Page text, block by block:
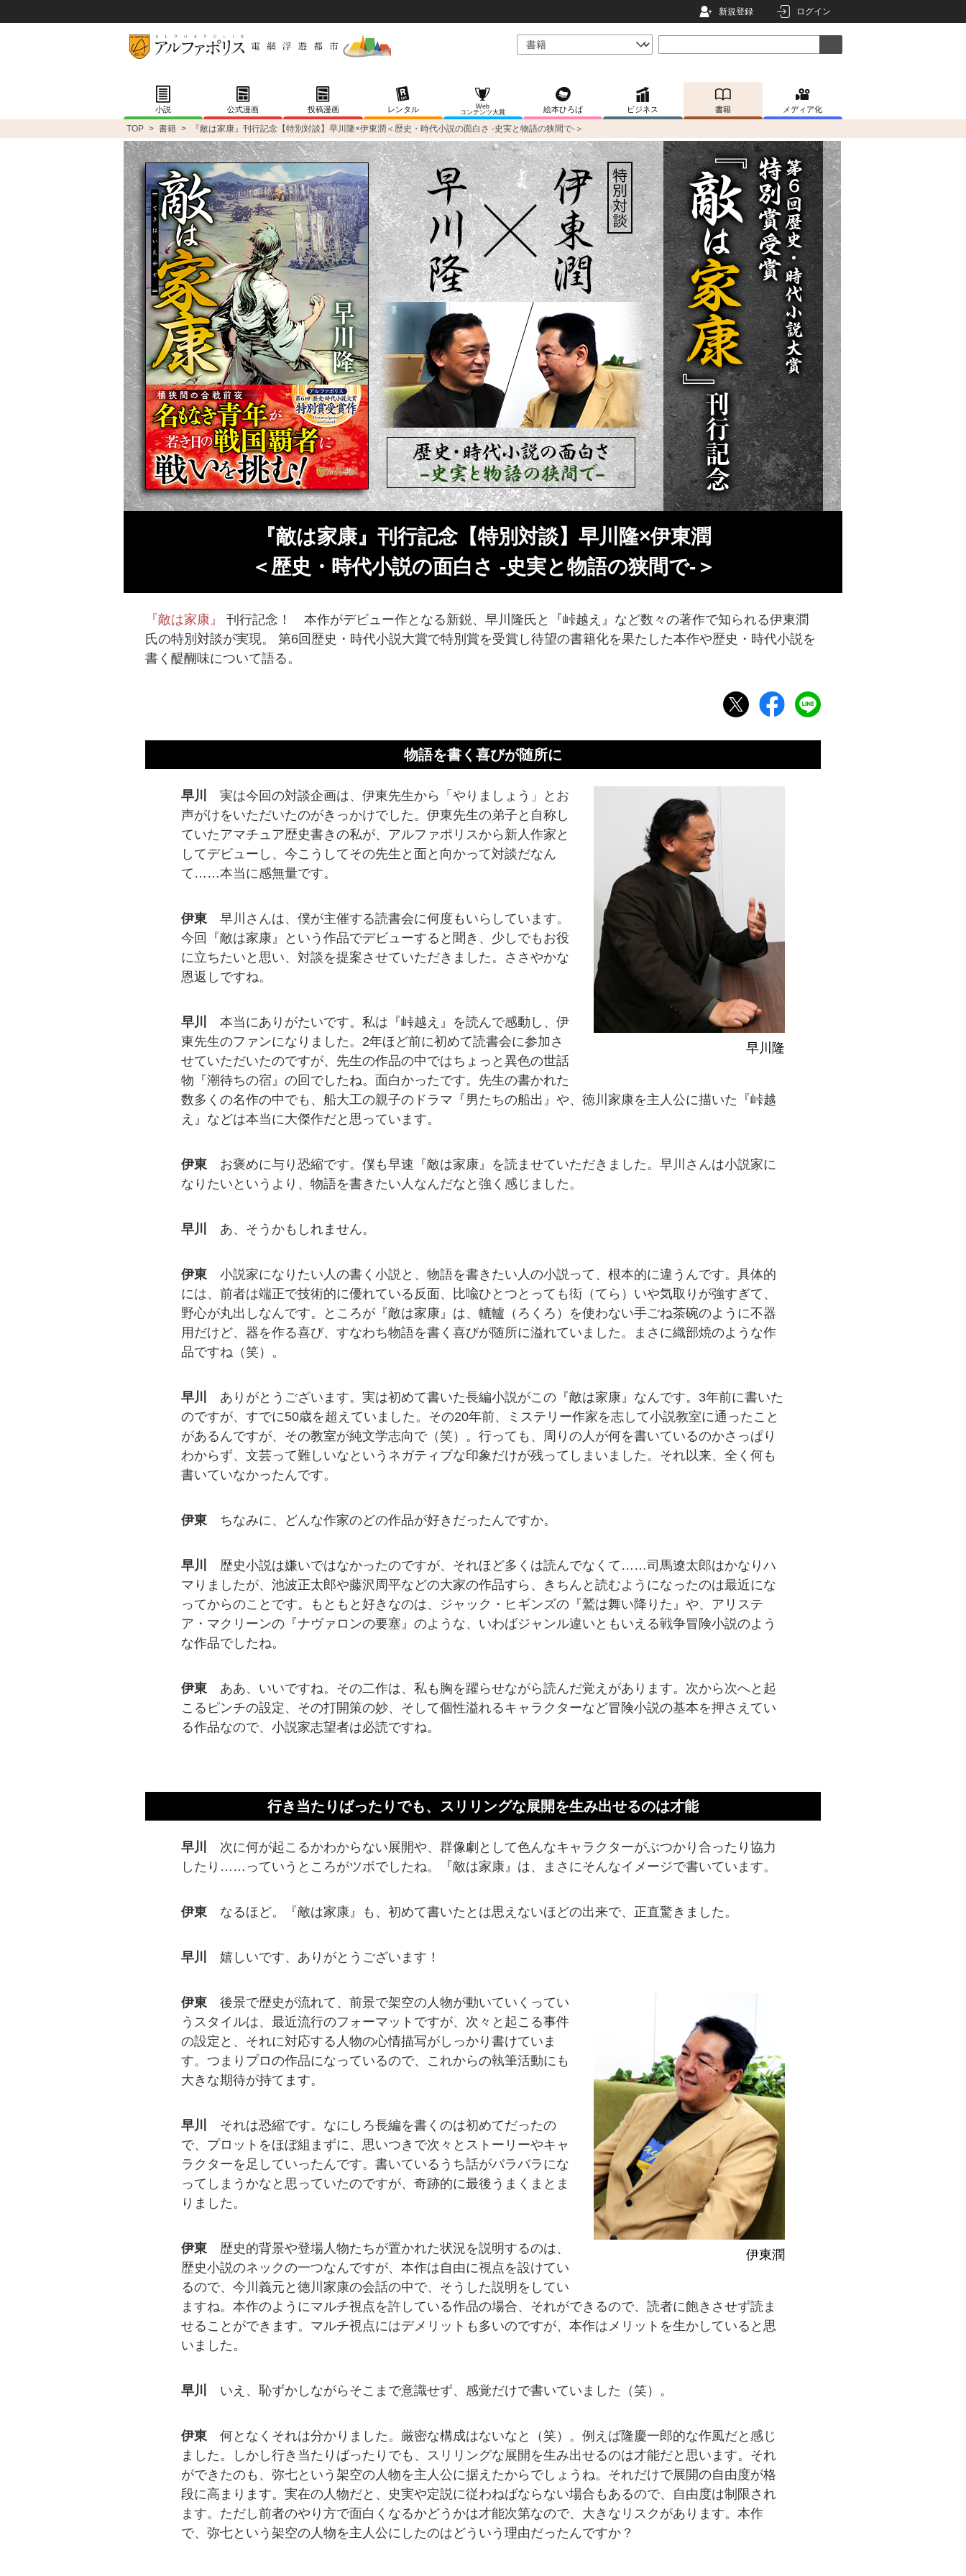
新規登録 ログイン
小説 公式漫画 投稿漫画 レンタル
Web
コンテンツ大賞
絵本ひろば ビジネス 書籍 メディア化
TOP > 書籍 > 『敵は家康』刊行記念【特別対談】早川隆×伊東潤＜歴史・時代小説の面白さ -史実と物語の狭間で-＞
『敵は家康』刊行記念【特別対談】早川隆×伊東潤
＜歴史・時代小説の面白さ -史実と物語の狭間で-＞
『敵は家康』 刊行記念！ 本作がデビュー作となる新鋭、早川隆氏と『峠越え』など数々の著作で知られる伊東潤
氏の特別対談が実現。 第6回歴史・時代小説大賞で特別賞を受賞し待望の書籍化を果たした本作や歴史・時代小説を
書く醍醐味について語る。
物語を書く喜びが随所に
早川隆
早川
実は今回の対談企画は、伊東先生から「やりましょう」とお
声がけをいただいたのがきっかけでした。伊東先生の弟子と自称し
ていたアマチュア歴史書きの私が、アルファポリスから新人作家と
してデビューし、今こうしてその先生と面と向かって対談だなん
て……本当に感無量です。
伊東
早川さんは、僕が主催する読書会に何度もいらしています。
今回『敵は家康』という作品でデビューすると聞き、少しでもお役
に立ちたいと思い、対談を提案させていただきました。ささやかな
恩返しですね。
早川
本当にありがたいです。私は『峠越え』を読んで感動し、伊
東先生のファンになりました。2年ほど前に初めて読書会に参加さ
せていただいたのですが、先生の作品の中ではちょっと異色の世話
物『潮待ちの宿』の回でしたね。面白かったです。先生の書かれた
数多くの名作の中でも、船大工の親子のドラマ『男たちの船出』や、徳川家康を主人公に描いた『峠越
え』などは本当に大傑作だと思っています。
伊東
お褒めに与り恐縮です。僕も早速『敵は家康』を読ませていただきました。早川さんは小説家に
なりたいというより、物語を書きたい人なんだなと強く感じました。
早川 あ、そうかもしれません。
伊東
小説家になりたい人の書く小説と、物語を書きたい人の小説って、根本的に違うんです。具体的
には、前者は端正で技術的に優れている反面、比喩ひとつとっても衒（てら）いや気取りが強すぎて、
野心が丸出しなんです。ところが『敵は家康』は、轆轤（ろくろ）を使わない手ごね茶碗のように不器
用だけど、器を作る喜び、すなわち物語を書く喜びが随所に溢れていました。まさに織部焼のような作
品ですね（笑）。
早川
ありがとうございます。実は初めて書いた長編小説がこの『敵は家康』なんです。3年前に書いた
のですが、すでに50歳を超えていました。その20年前、ミステリー作家を志して小説教室に通ったこと
があるんですが、その教室が純文学志向で（笑）。行っても、周りの人が何を書いているのかさっぱり
わからず、文芸って難しいなというネガティブな印象だけが残ってしまいました。それ以来、全く何も
書いていなかったんです。
伊東 ちなみに、どんな作家のどの作品が好きだったんですか。
早川
歴史小説は嫌いではなかったのですが、それほど多くは読んでなくて……司馬遼太郎はかなりハ
マりましたが、池波正太郎や藤沢周平などの大家の作品すら、きちんと読むようになったのは最近にな
ってからのことです。もともと好きなのは、ジャック・ヒギンズの『鷲は舞い降りた』や、アリステ
ア・マクリーンの『ナヴァロンの要塞』のような、いわばジャンル違いともいえる戦争冒険小説のよう
な作品でしたね。
伊東
ああ、いいですね。その二作は、私も胸を躍らせながら読んだ覚えがあります。次から次へと起
こるピンチの設定、その打開策の妙、そして個性溢れるキャラクターなど冒険小説の基本を押さえてい
る作品なので、小説家志望者は必読ですね。
行き当たりばったりでも、スリリングな展開を生み出せるのは才能
早川
次に何が起こるかわからない展開や、群像劇として色んなキャラクターがぶつかり合ったり協力
したり……っていうところがツボでしたね。『敵は家康』は、まさにそんなイメージで書いています。
伊東 なるほど。『敵は家康』も、初めて書いたとは思えないほどの出来で、正直驚きました。
早川 嬉しいです、ありがとうございます！
伊東潤
伊東
後景で歴史が流れて、前景で架空の人物が動いていくってい
うスタイルは、最近流行のフォーマットですが、次々と起こる事件
の設定と、それに対応する人物の心情描写がしっかり書けていま
す。つまりプロの作品になっているので、これからの執筆活動にも
大きな期待が持てます。
早川
それは恐縮です。なにしろ長編を書くのは初めてだったの
で、プロットをほぼ組まずに、思いつきで次々とストーリーやキャ
ラクターを足していったんです。書いているうち話がバラバラにな
ってしまうかなと思っていたのですが、奇跡的に最後うまくまとま
りました。
伊東
歴史的背景や登場人物たちが置かれた状況を説明するのは、
歴史小説のネックの一つなんですが、本作は自由に視点を設けてい
るので、今川義元と徳川家康の会話の中で、そうした説明をしてい
ますね。本作のようにマルチ視点を許している作品の場合、それができるので、読者に飽きさせず読ま
せることができます。マルチ視点にはデメリットも多いのですが、本作はメリットを生かしていると思
いました。
早川 いえ、恥ずかしながらそこまで意識せず、感覚だけで書いていました（笑）。
伊東
何となくそれは分かりました。厳密な構成はないなと（笑）。例えば隆慶一郎的な作風だと感じ
ました。しかし行き当たりばったりでも、スリリングな展開を生み出せるのは才能だと思います。それ
ができたのも、弥七という架空の人物を主人公に据えたからでしょうね。それだけで展開の自由度が格
段に高まります。実在の人物だと、史実や定説に従わねばならない場合もあるので、自由度は制限され
ます。ただし前者のやり方で面白くなるかどうかは才能次第なので、大きなリスクがあります。本作
で、弥七という架空の人物を主人公にしたのはどういう理由だったんですか？